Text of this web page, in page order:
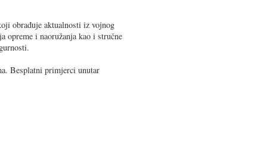
obrađuje aktualnosti iz vojnog
opreme i naoružanja kao i stručne
Besplatni primjerci unutar